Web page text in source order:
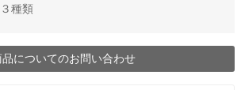
種類
品についてのお問い合わせ